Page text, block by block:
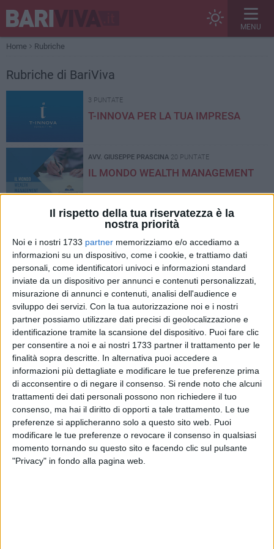
Il rispetto della tua riservatezza è la
nostra priorità
Noi e i nostri 1733 partner memorizziamo e/o accediamo a
informazioni su un dispositivo, come i cookie, e trattiamo dati
personali, come identificatori univoci e informazioni standard
inviate da un dispositivo per annunci e contenuti personalizzati,
misurazione di annunci e contenuti, analisi dell'audience e
sviluppo dei servizi. Con la tua autorizzazione noi e i nostri
partner possiamo utilizzare dati precisi di geolocalizzazione e
identificazione tramite la scansione del dispositivo. Puoi fare clic
per consentire a noi e ai nostri 1733 partner il trattamento per le
finalità sopra descritte. In alternativa puoi accedere a
informazioni più dettagliate e modificare le tue preferenze prima
di acconsentire o di negare il consenso. Si rende noto che alcuni
trattamenti dei dati personali possono non richiedere il tuo
consenso, ma hai il diritto di opporti a tale trattamento. Le tue
preferenze si applicheranno solo a questo sito web. Puoi
modificare le tue preferenze o revocare il consenso in qualsiasi
momento tornando su questo sito e facendo clic sul pulsante
"Privacy" in fondo alla pagina web.
MENU
Home Rubriche
Rubriche di BariViva
3 PUNTATE
T-INNOVA PER LA TUA IMPRESA
AVV. GIUSEPPE PRASCINA 20 PUNTATE
IL MONDO WEALTH MANAGEMENT
3 PUNTATE
STORYTULLING
ANTONIO MALERBA6 PUNTATE
MA... L'ERBA